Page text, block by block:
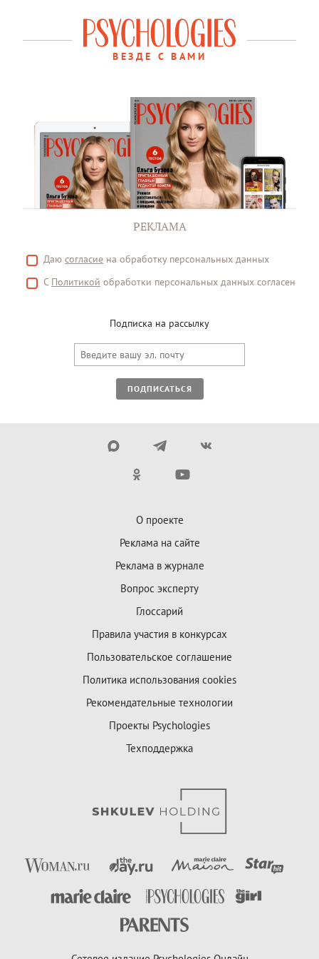
ВЕЗДЕ С ВАМИ
РЕКЛАМА
Даю согласие на обработку персональных данных
С Политикой обработки персональных данных согласен
Подписка на рассылку
ПОДПИСАТЬСЯ
О проекте
Реклама на сайте
Реклама в журнале
Вопрос эксперту
Глоссарий
Правила участия в конкурсах
Пользовательское соглашение
Политика использования cookies
Рекомендательные технологии
Проекты Psychologies
Техподдержка